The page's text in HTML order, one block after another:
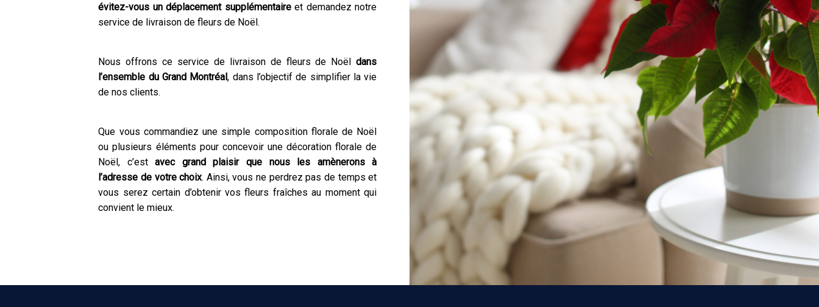
évitez-vous un déplacement supplémentaireet demandez notre
service de livraison de fleurs de Noël.
Nous offrons ce service de livraison de fleurs de Noëldans
l’ensemble du Grand Montréal, dans l’objectif de simplifier la vie
de nos clients.
Que vous commandiez une simple composition florale de Noël
ou plusieurs éléments pour concevoir une décoration florale de
Noël, c’estavec grand plaisir que nous les amènerons à
l’adresse de votre choix. Ainsi, vous ne perdrez pas de temps et
vous serez certain d’obtenir vos fleurs fraîches au moment qui
convient le mieux.